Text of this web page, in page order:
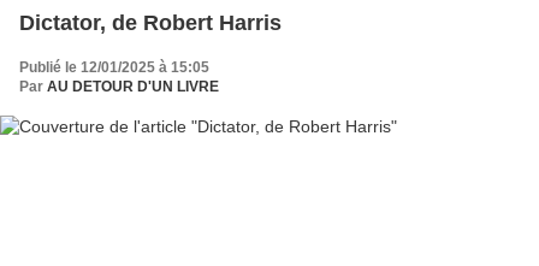
Dictator, de Robert Harris
Publié le 12/01/2025 à 15:05
Par AU DETOUR D'UN LIVRE